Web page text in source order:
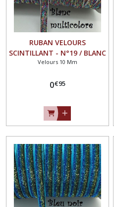
RUBAN VELOURS
SCINTILLANT - N°19 / BLANC
MULTICOLORE ** 10 mm **
Vendu au mètre
Velours 10 Mm
0€95